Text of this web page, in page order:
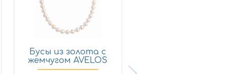
Бусы из золота с
жемчугом AVELOS
к-16...